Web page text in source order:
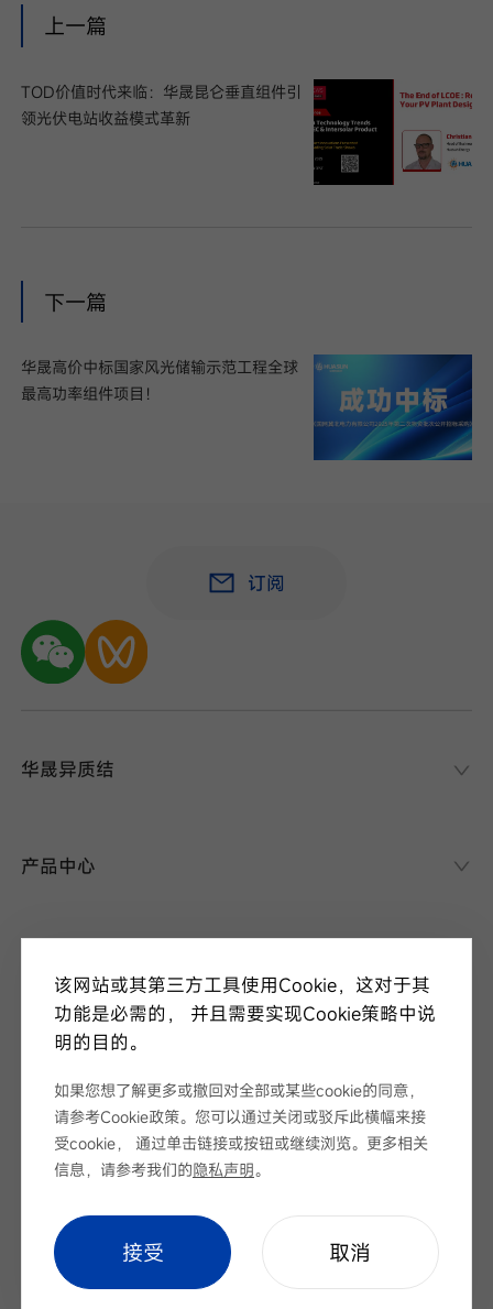
上一篇
TOD价值时代来临：华晟昆仑垂直组件引
领光伏电站收益模式革新
下一篇
华晟高价中标国家风光储输示范工程全球
最高功率组件项目！
订阅
华晟异质结
产品中心
异质结组件
项目案例
走进华晟
研发实力
华晟荣誉
视频
新闻中心
新闻资讯
展会论坛
招标公告
服务支持
序列号查询
联系我们
Copyright © 安徽华晟新能源科技股份有限公司 版权所有
2022005100号
Cookie Setting | 网站地图 隐私声明
该网站或其第三方工具使用Cookie，这对于其
功能是必需的， 并且需要实现Cookie策略中说
明的目的。
如果您想了解更多或撤回对全部或某些cookie的同意，
请参考Cookie政策。您可以通过关闭或驳斥此横幅来接
受cookie， 通过单击链接或按钮或继续浏览。更多相关
信息，请参考我们的隐私声明。
接受 取消
cookie setting